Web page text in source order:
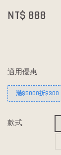
NT$ 888
適用優惠
滿$5000折$300
款式